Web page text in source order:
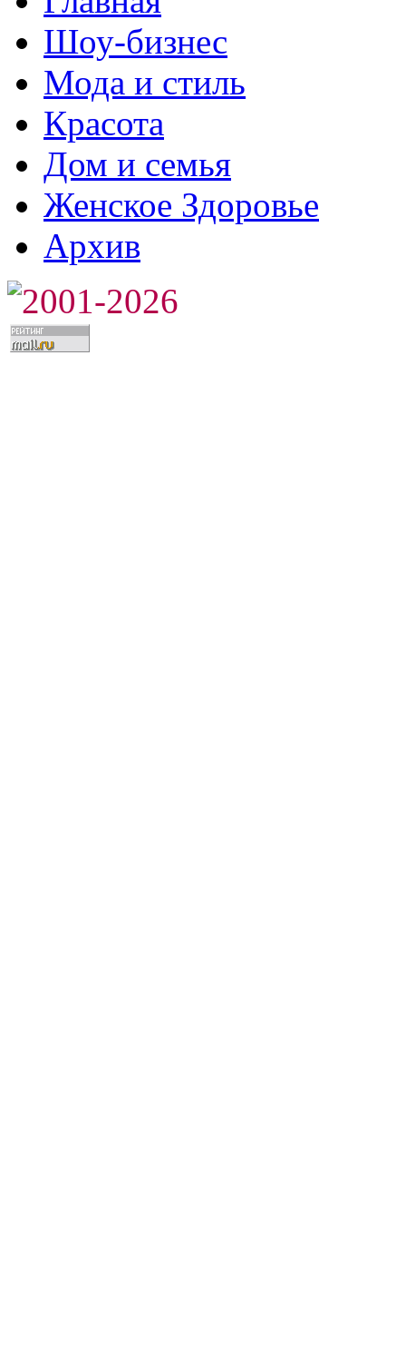
Шоу-бизнес
Мода и стиль
Красота
Дом и семья
Женское Здоровье
Архив
2001-2026